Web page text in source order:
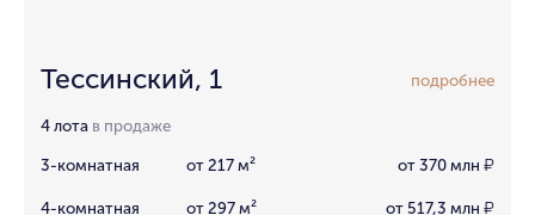
Тессинский, 1 подробнее
4 лота в продаже
3-комнатная от 217 м² от 370 млн ₽
4-комнатная от 297 м² от 517,3 млн ₽